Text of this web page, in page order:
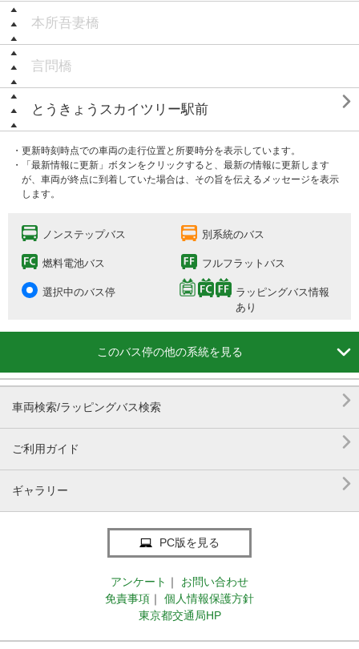
本所吾妻橋
言問橋
とうきょうスカイツリー駅前 
・更新時刻時点での車両の走行位置と所要時分を表示しています。
・「最新情報に更新」ボタンをクリックすると、最新の情報に更新します
が、車両が終点に到着していた場合は、その旨を伝えるメッセージを表示
します。
ノンステップバス 別系統のバス
燃料電池バス フルフラットバス
選択中のバス停
ラッピングバス情報
あり
このバス停の他の系統を見る 
車両検索/ラッピングバス検索 
ご利用ガイド 
ギャラリー 
PC版を見る
アンケート ｜
お問い合わせ
免責事項 ｜
個人情報保護方針
東京都交通局HP